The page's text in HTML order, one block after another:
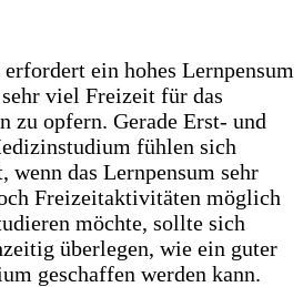
ein hohes Lernpensum
viel Freizeit für das
zu opfern. Gerade Erst- und
fühlen sich
das Lernpensum sehr
Freizeitaktivitäten möglich
möchte, sollte sich
überlegen, wie ein guter
geschaffen werden kann.